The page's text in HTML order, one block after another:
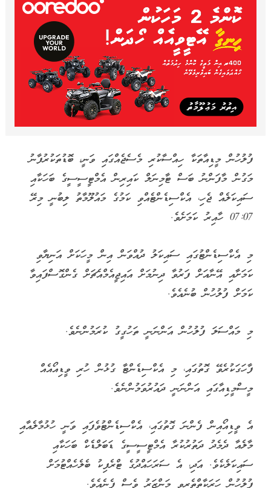
ފުލުހުން މީޑިއާތަކާ ހިއްސާކުރި މެސެޖެއްގައި ވަނީ، ބޮޑުތަކުރުފާނު
މަގުން މާފަންނު ބަސް ޓާމިނަލް ކައިރިން އެމްޓީސީސީގެ ބަހަކާއި
ސައިކަލެއް ޖެހި، އެކްސިޑެންޓެއްވި ކަމުގެ މައުލޫމާތު ލިބުނީ މިރޭ
07:07 ހާއިރު ކަމަށެވެ.
މި އެކްސިޑެންޓުގައި ސައިކަލު ދުއްވަން އިން މީހަކަށް އަނިޔާވި
ކަމަށާއި އޭނާއަށް ފަރުވާ ދިނުމަށް އައިޖީއެމްއެޗަށް ގެންގޮސްފައިވާ
ކަމަށް ފުލުހުން ބުނެއެވެ.
މި މައްސަލަ ފުލުހުން އަންނަނީ ތަހުގީގު ކުރަމުންނެވެ.
ފާހަގަކުރެވޭ ގޮތުގައި، މި އެކްސިޑެންޓާ ގުޅުން ހުރި ވީޑިއޯއެއް
މީސްމީޑިއާގައި އަންނަނީ ދައުރުވަމުންނެވެ.
އެ ވީޑިއޯއިން ފެންނަ ގޮތުގައި، އެކްސިޑެންޓުވެފައި ވަނީ ހުޅުމާލެއާއި
މާލެއާ ދެމެދު ދަތުރުކުރާ އެމްޓީސީސީގެ ޑަބަލްޑެކް ބަހަކާއި
ސައިކަލެކެވެ. އަދި، އެ ސަރަހައްދުގެ ޓްރެފިކު ބެލެހެއްޓުމަށް